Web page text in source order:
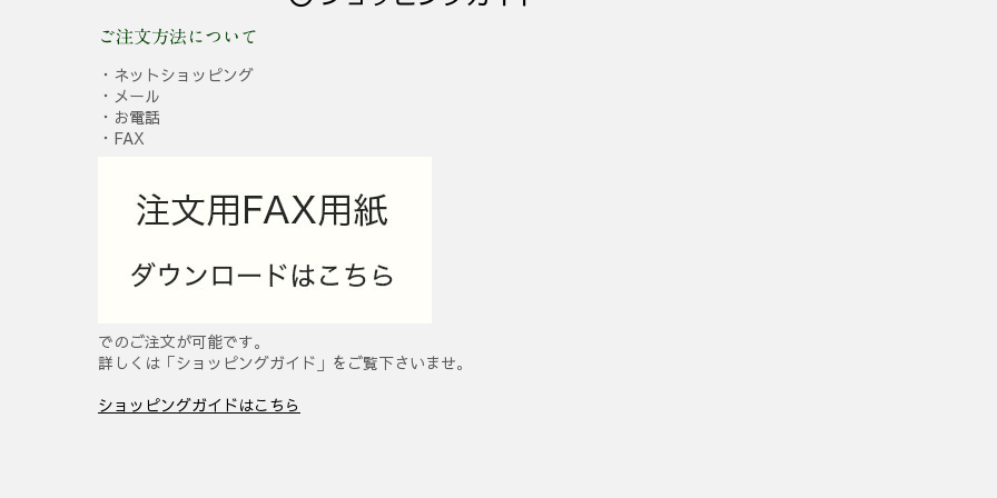
ご注文方法について
・ネットショッピング
・メール
・お電話
・FAX
でのご注文が可能です。
詳しくは「ショッピングガイド」をご覧下さいませ。
ショッピングガイドはこちら